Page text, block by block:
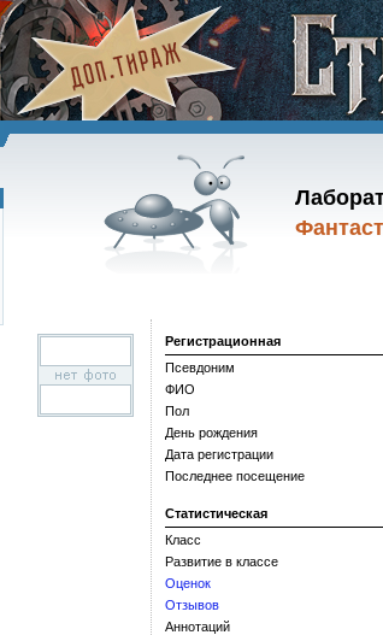
Регистрационная
Псевдоним
ФИО
Пол
День рождения
Дата регистрации
Последнее посещение
Статистическая
Класс
Развитие в классе
Оценок
Отзывов
Аннотаций